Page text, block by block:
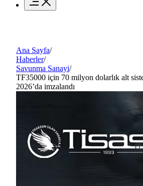
Ana Sayfa/
Haberler/
Savunma Sanayi/
TF35000 için 70 milyon dolarlık alt
2026’da imzalandı